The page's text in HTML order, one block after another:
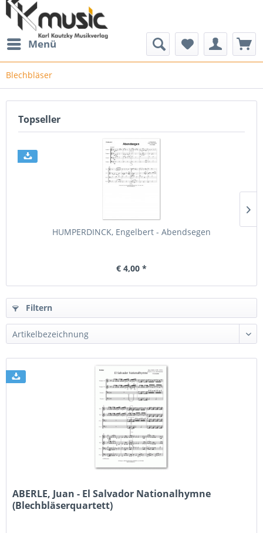
Menü
Blechbläser
Topseller
HUMPERDINCK, Engelbert - Abendsegen
€ 4,00 *
Filtern
ABERLE, Juan - El Salvador Nationalhymne
(Blechbläserquartett)